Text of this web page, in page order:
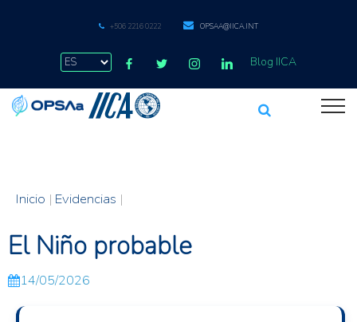
+506 2216 0222 OPSAA@IICA.INT
Blog IICA
Inicio | Evidencias |
El Niño probable
14/05/2026